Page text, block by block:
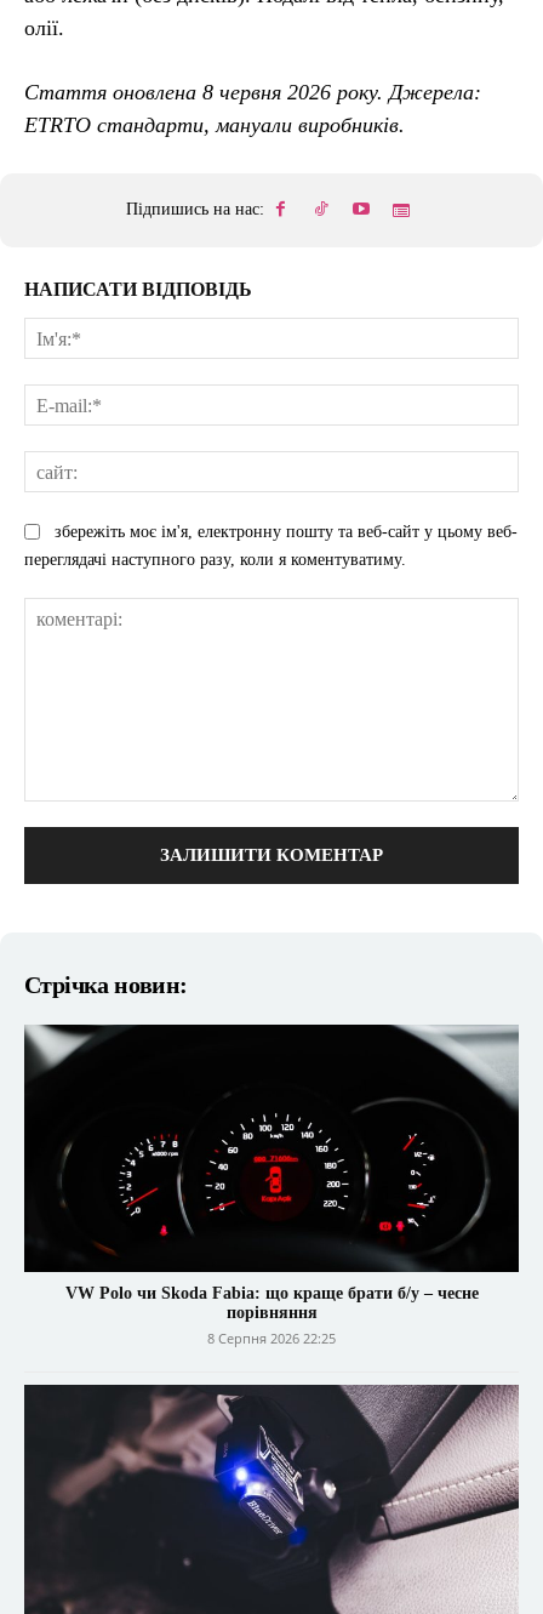
олії.
Стаття оновлена 8 червня 2026 року. Джерела:
ETRTO стандарти, мануали виробників.
Підпишись на нас:
НАПИСАТИ ВІДПОВІДЬ
збережіть моє ім'я, електронну пошту та веб-сайт у цьому веб-
переглядачі наступного разу, коли я коментуватиму.
Стрічка новин:
VW Polo чи Skoda Fabia: що краще брати б/у – чесне
порівняння
8 Серпня 2026 22:25